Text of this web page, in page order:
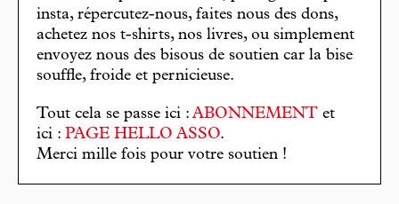
insta, répercutez-nous, faites nous des dons,
achetez nos t-shirts, nos livres, ou simplement
envoyez nous des bisous de soutien car la bise
souffle, froide et pernicieuse.
Tout cela se passe ici : ABONNEMENT et
ici : PAGE HELLO ASSO.
Merci mille fois pour votre soutien !